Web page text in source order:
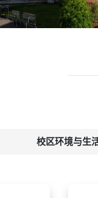
校区环境与生